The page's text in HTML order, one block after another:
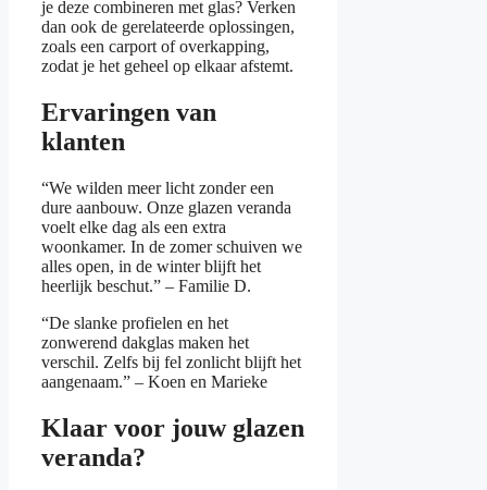
je deze combineren met glas? Verken
dan ook de gerelateerde oplossingen,
zoals een carport of overkapping,
zodat je het geheel op elkaar afstemt.
Ervaringen van
klanten
“We wilden meer licht zonder een
dure aanbouw. Onze glazen veranda
voelt elke dag als een extra
woonkamer. In de zomer schuiven we
alles open, in de winter blijft het
heerlijk beschut.” – Familie D.
“De slanke profielen en het
zonwerend dakglas maken het
verschil. Zelfs bij fel zonlicht blijft het
aangenaam.” – Koen en Marieke
Klaar voor jouw glazen
veranda?